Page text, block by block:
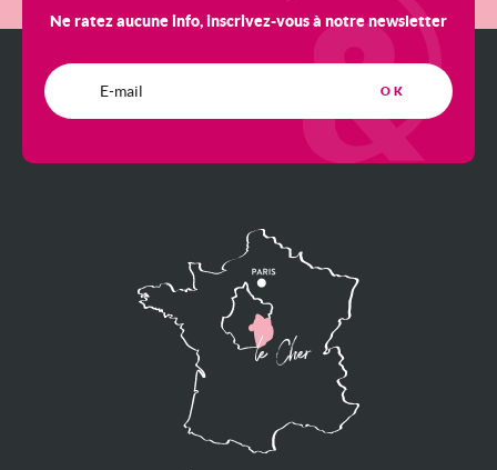
Ne ratez aucune info, inscrivez-vous à notre newsletter